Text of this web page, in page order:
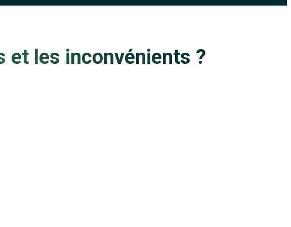
et les inconvénients ?